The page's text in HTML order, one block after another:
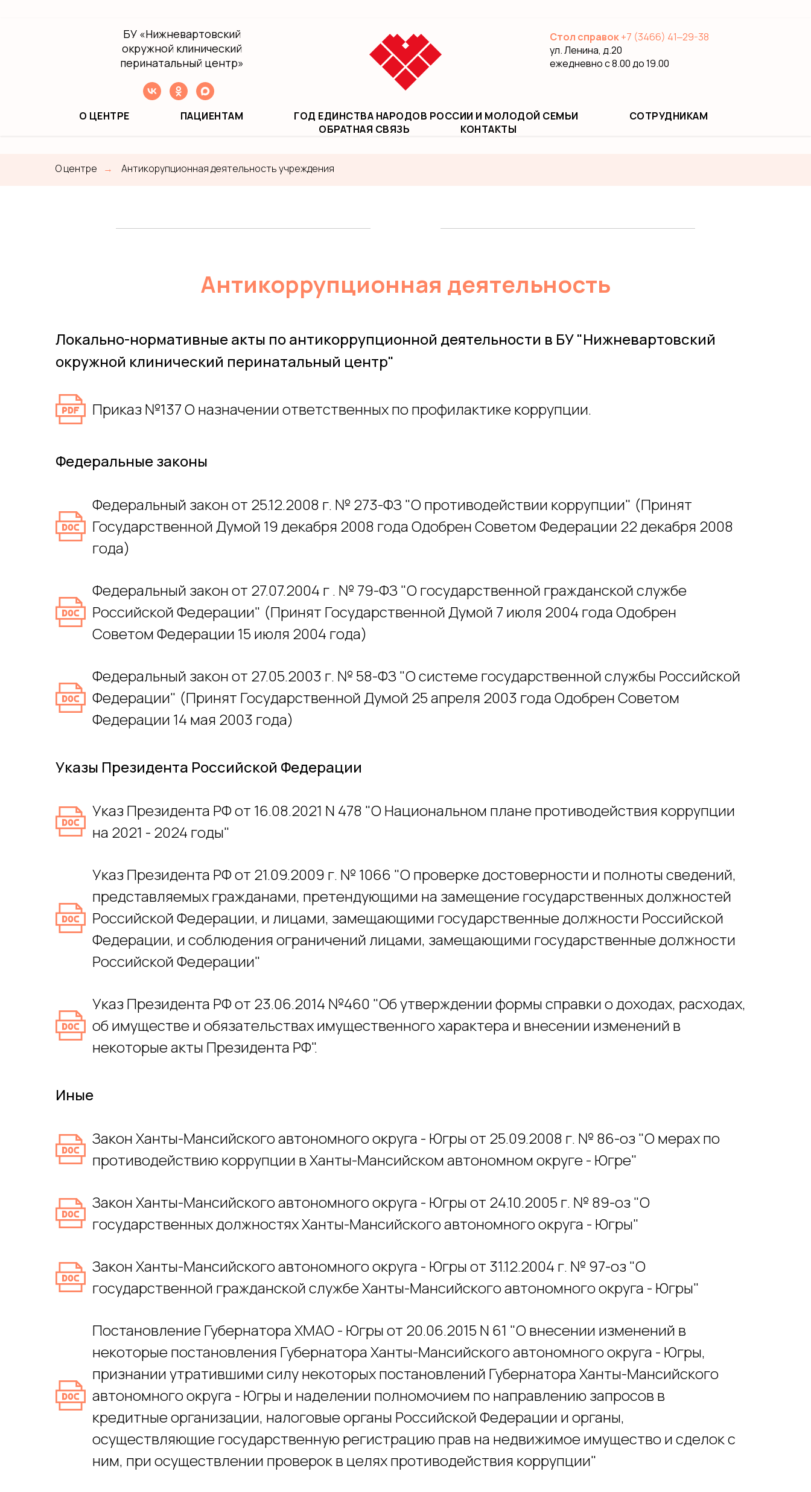
БУ «Нижневартовский
окружной клинический
перинатальный центр»
Стол справок+7 (3466) 41‒29-38
ул. Ленина, д.20
ежедневно с 8.00 до 19.00
О ЦЕНТРЕ ПАЦИЕНТАМ ГОД ЕДИНСТВА НАРОДОВ РОССИИ И МОЛОДОЙ СЕМЬИ
СОТРУДНИКАМ
ОБРАТНАЯ СВЯЗЬ
КОНТАКТЫ
О центре → Антикорупционная деятельность учреждения
Антикоррупционная деятельность
Локально-нормативные акты по антикоррупционной деятельности в БУ "Нижневартовский
окружной клинический перинатальный центр"
Приказ №137 О назначении ответственных по профилактике коррупции.
Федеральные законы
Федеральный закон от 25.12.2008 г. № 273-ФЗ "О противодействии коррупции" (Принят
Государственной Думой 19 декабря 2008 года Одобрен Советом Федерации 22 декабря 2008
года)
Федеральный закон от 27.07.2004 г . № 79-ФЗ "О государственной гражданской службе
Российской Федерации" (Принят Государственной Думой 7 июля 2004 года Одобрен
Советом Федерации 15 июля 2004 года)
Федеральный закон от 27.05.2003 г. № 58-ФЗ "О системе государственной службы Российской
Федерации" (Принят Государственной Думой 25 апреля 2003 года Одобрен Советом
Федерации 14 мая 2003 года)
Указы Президента Российской Федерации
Указ Президента РФ от 16.08.2021 N 478 "О Национальном плане противодействия коррупции
на 2021 - 2024 годы"
Указ Президента РФ от 21.09.2009 г. № 1066 "О проверке достоверности и полноты сведений,
представляемых гражданами, претендующими на замещение государственных должностей
Российской Федерации, и лицами, замещающими государственные должности Российской
Федерации, и соблюдения ограничений лицами, замещающими государственные должности
Российской Федерации"
Указ Президента РФ от 23.06.2014 №460 "Об утверждении формы справки о доходах, расходах,
об имуществе и обязательствах имущественного характера и внесении изменений в
некоторые акты Президента РФ".
Иные
Закон Ханты-Мансийского автономного округа - Югры от 25.09.2008 г. № 86-оз "О мерах по
противодействию коррупции в Ханты-Мансийском автономном округе - Югре"
Закон Ханты-Мансийского автономного округа - Югры от 24.10.2005 г. № 89-оз "О
государственных должностях Ханты-Мансийского автономного округа - Югры"
Закон Ханты-Мансийского автономного округа - Югры от 31.12.2004 г. № 97-оз "О
государственной гражданской службе Ханты-Мансийского автономного округа - Югры"
Постановление Губернатора ХМАО - Югры от 20.06.2015 N 61 "О внесении изменений в
некоторые постановления Губернатора Ханты-Мансийского автономного округа - Югры,
признании утратившими силу некоторых постановлений Губернатора Ханты-Мансийского
автономного округа - Югры и наделении полномочием по направлению запросов в
кредитные организации, налоговые органы Российской Федерации и органы,
осуществляющие государственную регистрацию прав на недвижимое имущество и сделок с
ним, при осуществлении проверок в целях противодействия коррупции"